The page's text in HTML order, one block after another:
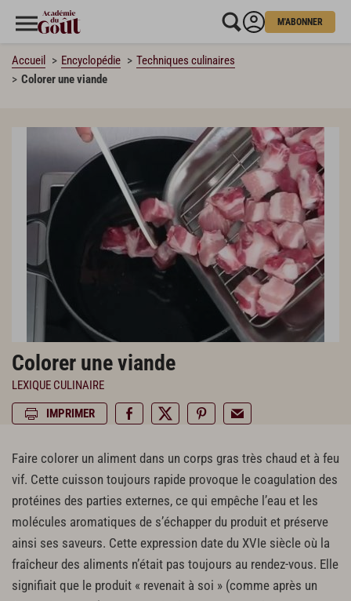
M'ABONNER
Accueil Encyclopédie
Techniques culinaires
Colorer une viande
Colorer une viande
LEXIQUE CULINAIRE
IMPRIMER
Faire colorer un aliment dans un corps gras très chaud et à feu
vif. Cette cuisson toujours rapide provoque le coagulation des
protéines des parties externes, ce qui empêche l’eau et les
molécules aromatiques de s’échapper du produit et préserve
ainsi ses saveurs. Cette expression date du XVIe siècle où la
fraîcheur des aliments n’était pas toujours au rendez-vous. Elle
signifiait que le produit « revenait à soi » (comme après un